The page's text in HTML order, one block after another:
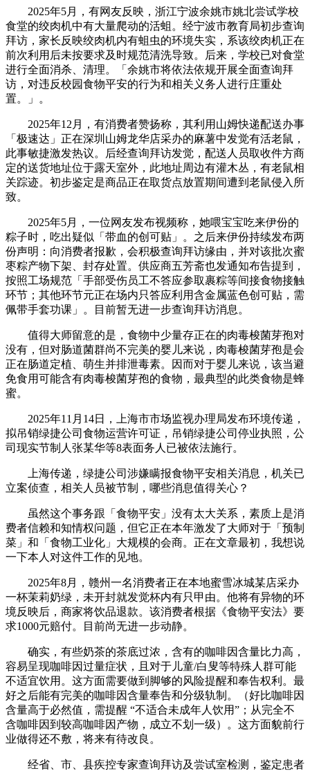
2025年5月，有网友反映，浙江宁波余姚市姚北尝试学校
食堂的绞肉机中有大量爬动的活蛆。经宁波市教育局初步查询
拜访，家长反映绞肉机内有蛆虫的环境失实，系该绞肉机正在
前次利用后未按要求及时规范清洗导致。后来，学校已对食堂
进行全面消杀、清理。「余姚市将依法依规开展全面查询拜
访，对违反校园食物平安的行为和相关义务人进行庄重处
置。」。
2025年12月，有消费者赞扬称，其利用山姆快递配送办事
「极速达」正在深圳山姆龙华店采办的麻薯中发觉有活老鼠，
此事敏捷激发热议。后经查询拜访发觉，配送人员取收件方商
定的送货地址位于露天室外，此地址周边有灌木丛，有老鼠相
关踪迹。初步鉴定是商品正在取货点放置期间遭到老鼠侵入所
致。
2025年5月，一位网友发布视频称，她喂宝宝吃来伊份的
粽子时，吃出疑似「带血的创可贴」。之后来伊份持续发布两
份声明：向消费者报歉，会积极查询拜访缘由，并对该批次蜜
枣粽产物下架、封存处置。供应商五芳斋也发通知布告提到，
按照工场规范「手部受伤员工不答应参取裹粽等间接食物接触
环节；其他环节元正在场内只答应利用含金属蓝色创可贴，需
佩带手套功课」。目前暂无进一步查询拜访消息。
值得大师留意的是，食物中少量存正在的肉毒梭菌芽孢对
没有，但对肠道菌群尚不完美的婴儿来说，肉毒梭菌芽孢是会
正在肠道定植、萌生并排泄毒素。因而对于婴儿来说，该当避
免食用可能含有肉毒梭菌芽孢的食物，最典型的此类食物是蜂
蜜。
2025年11月14日，上海市市场监视办理局发布环境传递，
拟吊销绿捷公司食物运营许可证，吊销绿捷公司停业执照，公
司现实节制人张某华等8表面务人已被依法施行。
上海传递，绿捷公司涉嫌瞒报食物平安相关消息，机关已
立案侦查，相关人员被节制，哪些消息值得关心？
虽然这个事务跟「食物平安」没有太大关系，素质上是消
费者信赖和知情权问题，但它正在本年激发了大师对于「预制
菜」和「食物工业化」大规模的会商。正在文章最初，我想说
一下本人对这件工作的见地。
2025年8月，赣州一名消费者正在本地蜜雪冰城某店采办
一杯茉莉奶绿，未开封就发觉杯内有只甲由。他将有异物的环
境反映后，商家将饮品退款。该消费者根据《食物平安法》要
求1000元赔付。目前尚无进一步动静。
确实，有些奶茶的茶底过浓，含有的咖啡因含量比力高，
容易呈现咖啡因过量症状，且对于儿童/白叟等特殊人群可能
不适宜饮用。这方面需要做到脚够的风险提醒和奉告权利。最
好之后能有完美的咖啡因含量奉告和分级轨制。（好比咖啡因
含量高于必然值，需提醒 “不适合未成年人饮用”；从完全不
含咖啡因到较高咖啡因产物，成立不划一级）。这方面貌前行
业做得还不敷，将来有待改良。
经省、市、县疾控专家查询拜访及尝试室检测，鉴定患者